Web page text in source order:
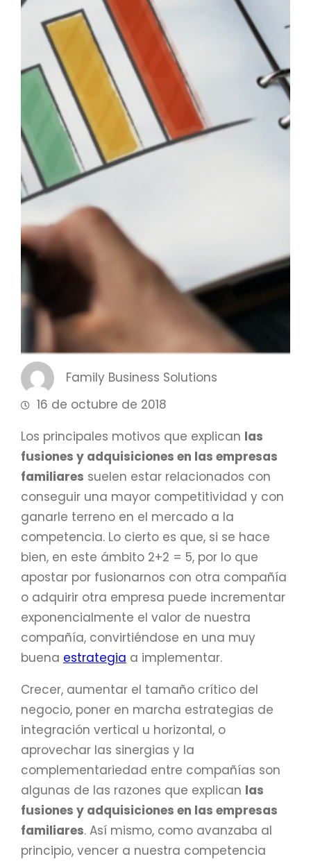
Family Business Solutions
16 de octubre de 2018
Los principales motivos que explican las
fusiones y adquisiciones en las empresas
familiares suelen estar relacionados con
conseguir una mayor competitividad y con
ganarle terreno en el mercado a la
competencia. Lo cierto es que, si se hace
bien, en este ámbito 2+2 = 5, por lo que
apostar por fusionarnos con otra compañía
o adquirir otra empresa puede incrementar
exponencialmente el valor de nuestra
compañía, convirtiéndose en una muy
buena estrategia a implementar.
Crecer, aumentar el tamaño crítico del
negocio, poner en marcha estrategias de
integración vertical u horizontal, o
aprovechar las sinergias y la
complementariedad entre compañías son
algunas de las razones que explican las
fusiones y adquisiciones en las empresas
familiares. Así mismo, como avanzaba al
principio, vencer a nuestra competencia